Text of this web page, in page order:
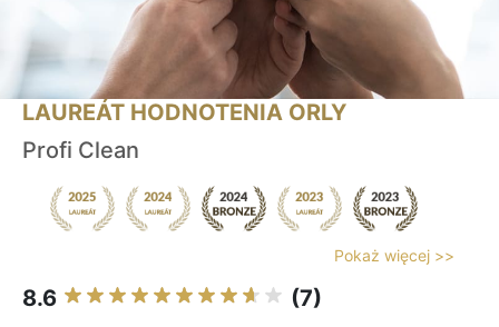
LAUREÁT HODNOTENIA ORLY
Profi Clean
Pokaż więcej >>
8.6 (7)